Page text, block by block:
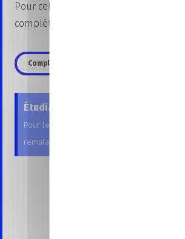
Pour cela, rien de plus simple, il vous
compléter un formulaire de
Compléter le formulaire
Étudiants post-bac
Pour les candidatures en formation post-
remplace pas vos vœux Parcoursup !